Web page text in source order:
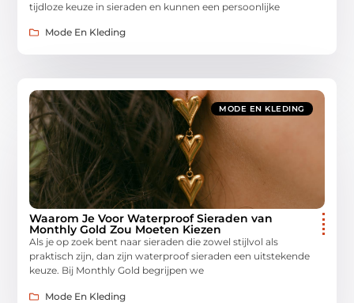
tijdloze keuze in sieraden en kunnen een persoonlijke
Mode En Kleding
MODE EN KLEDING
Waarom Je Voor Waterproof Sieraden van
Monthly Gold Zou Moeten Kiezen
Als je op zoek bent naar sieraden die zowel stijlvol als
praktisch zijn, dan zijn waterproof sieraden een uitstekende
keuze. Bij Monthly Gold begrijpen we
Mode En Kleding